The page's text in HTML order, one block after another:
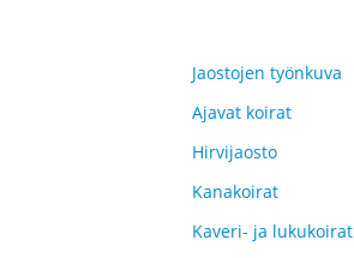
Jaostojen työnkuva
Ajavat koirat
Hirvijaosto
Kanakoirat
Kaveri- ja lukukoirat